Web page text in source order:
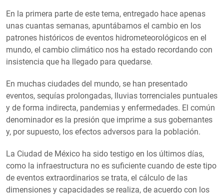
En la primera parte de este tema, entregado hace apenas
unas cuantas semanas, apuntábamos el cambio en los
patrones históricos de eventos hidrometeorológicos en el
mundo, el cambio climático nos ha estado recordando con
insistencia que ha llegado para quedarse.
En muchas ciudades del mundo, se han presentado
eventos, sequías prolongadas, lluvias torrenciales puntuales
y de forma indirecta, pandemias y enfermedades. El común
denominador es la presión que imprime a sus gobernantes
y, por supuesto, los efectos adversos para la población.
La Ciudad de México ha sido testigo en los últimos días,
como la infraestructura no es suficiente cuando de este tipo
de eventos extraordinarios se trata, el cálculo de las
dimensiones y capacidades se realiza, de acuerdo con los